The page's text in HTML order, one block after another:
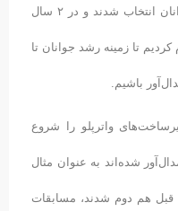
وی تصریح کرد: قبل‌تر تیم خوبی از جوانان انتخاب شدند و در ۲ سال
تا زمینه رشد جوانان تا
باشیم.
واترپلو را شروع
شده‌اند به عنوان مثال
قبل هم دوم شدند، مسابقات